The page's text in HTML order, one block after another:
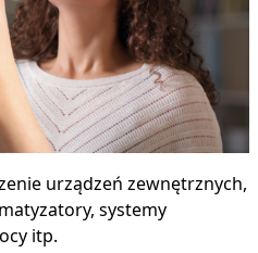
urządzeń zewnętrznych,
systemy
itp.